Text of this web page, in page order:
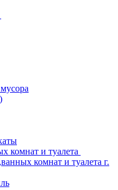
комнат и туалета
комнат и туалета г.